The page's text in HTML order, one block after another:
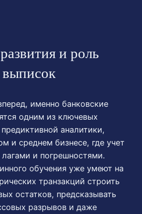
и роль
именно банковские
одним из ключевых
аналитики,
и среднем бизнесе, где учет
лагами и погрешностями.
обучения уже умеют на
транзакций строить
остатков, предсказывать
разрывов и даже